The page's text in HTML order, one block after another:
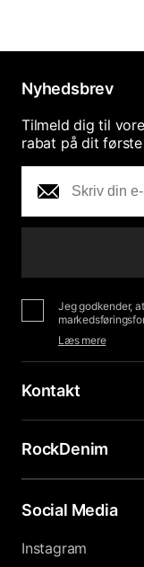
Nyhedsbrev
Tilmeld dig til
rabat på dit
Jeg godkender,
Læs mere
Kontakt
RockDenim
Social Media
Instagram